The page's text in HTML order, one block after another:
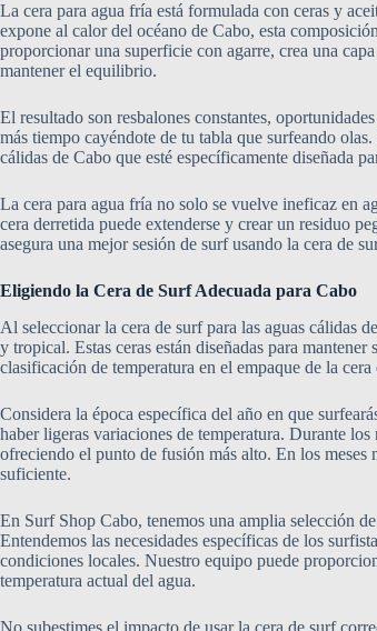
La cera para agua fría está formulada con ceras y
expone al calor del océano de Cabo, esta
proporcionar una superficie con agarre, crea una
mantener el equilibrio.
El resultado son resbalones constantes,
más tiempo cayéndote de tu tabla que surfeando
cálidas de Cabo que esté específicamente diseñada
La cera para agua fría no solo se vuelve ineficaz en
cera derretida puede extenderse y crear un residuo
asegura una mejor sesión de surf usando la cera de
Eligiendo la Cera de Surf Adecuada para Cabo
Al seleccionar la cera de surf para las aguas cálidas
y tropical. Estas ceras están diseñadas para
clasificación de temperatura en el empaque de la
Considera la época específica del año en que
haber ligeras variaciones de temperatura. Durante
ofreciendo el punto de fusión más alto. En los meses
suficiente.
En Surf Shop Cabo, tenemos una amplia selección
Entendemos las necesidades específicas de los
condiciones locales. Nuestro equipo puede
temperatura actual del agua.